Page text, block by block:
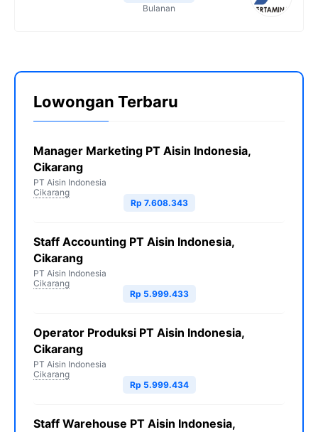
Bulanan
Lowongan Terbaru
Manager Marketing PT Aisin Indonesia,
Cikarang
PT Aisin Indonesia
Cikarang
Rp 7.608.343
Staff Accounting PT Aisin Indonesia,
Cikarang
PT Aisin Indonesia
Cikarang
Rp 5.999.433
Operator Produksi PT Aisin Indonesia,
Cikarang
PT Aisin Indonesia
Cikarang
Rp 5.999.434
Staff Warehouse PT Aisin Indonesia,